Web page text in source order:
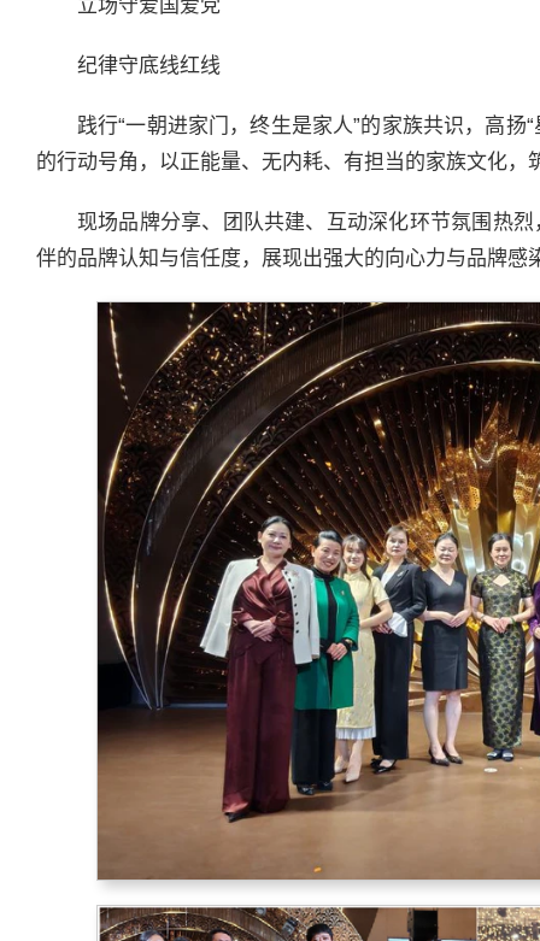
立场守爱国爱党
纪律守底线红线
践行“一朝进家门，终生是家人”的家族共识，高扬
的行动号角，以正能量、无内耗、有担当的家族文化，
现场品牌分享、团队共建、互动深化环节氛围热
伴的品牌认知与信任度，展现出强大的向心力与品牌感